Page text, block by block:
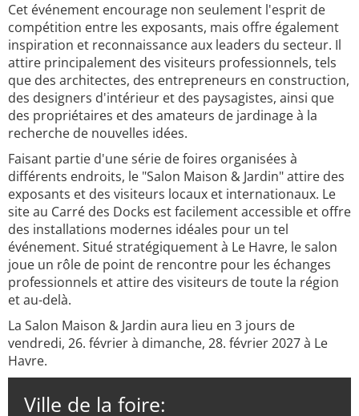
Cet événement encourage non seulement l'esprit de
compétition entre les exposants, mais offre également
inspiration et reconnaissance aux leaders du secteur. Il
attire principalement des visiteurs professionnels, tels
que des architectes, des entrepreneurs en construction,
des designers d'intérieur et des paysagistes, ainsi que
des propriétaires et des amateurs de jardinage à la
recherche de nouvelles idées.
Faisant partie d'une série de foires organisées à
différents endroits, le "Salon Maison & Jardin" attire des
exposants et des visiteurs locaux et internationaux. Le
site au Carré des Docks est facilement accessible et offre
des installations modernes idéales pour un tel
événement. Situé stratégiquement à Le Havre, le salon
joue un rôle de point de rencontre pour les échanges
professionnels et attire des visiteurs de toute la région
et au-delà.
La Salon Maison & Jardin aura lieu en 3 jours de
vendredi, 26. février à dimanche, 28. février 2027 à Le
Havre.
Ville de la foire: